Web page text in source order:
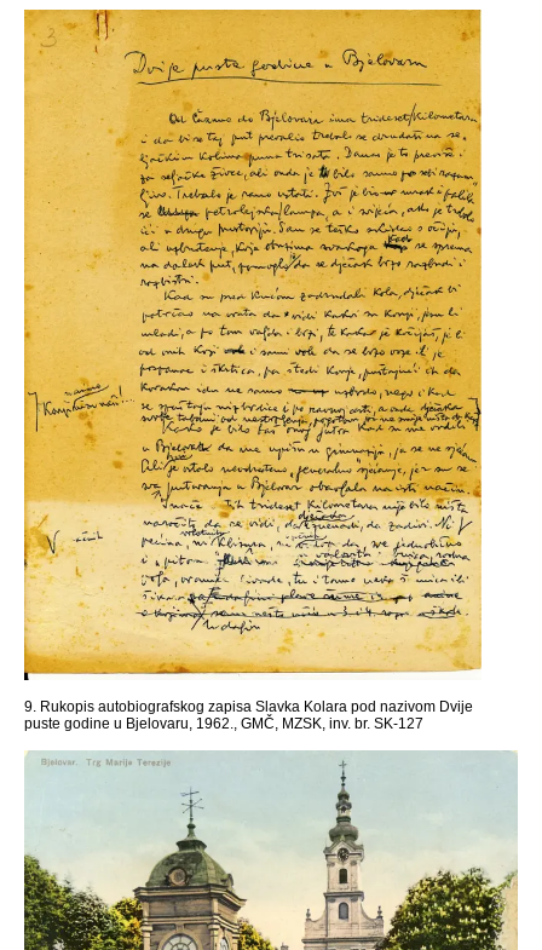
9. Rukopis autobiografskog zapisa Slavka Kolara pod nazivom Dvije
puste godine u Bjelovaru, 1962., GMČ, MZSK, inv. br. SK-127